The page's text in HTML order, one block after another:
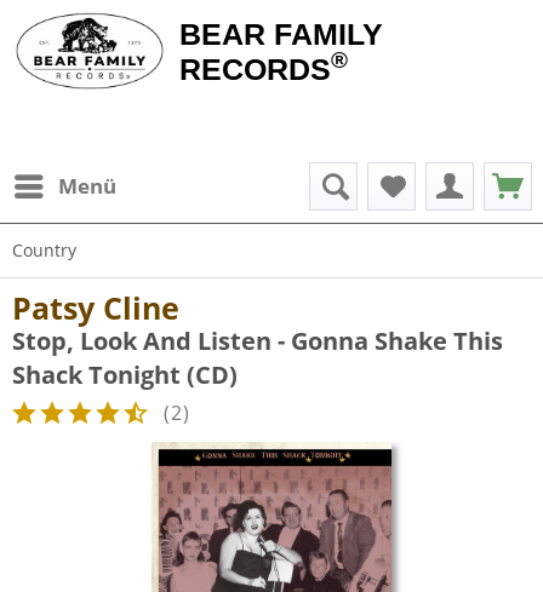
BEAR FAMILY
RECORDS®
Menü
Country
Patsy Cline
Stop, Look And Listen - Gonna Shake This
Shack Tonight (CD)
(2)